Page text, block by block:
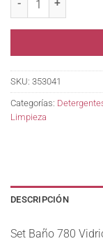
SKU: 353041
Categorías:
Limpieza
DESCRIPCIÓN
Set Baño 780